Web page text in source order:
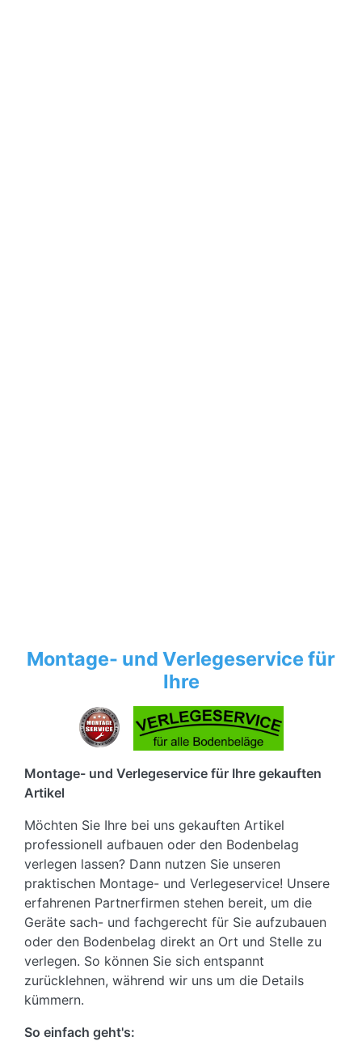
Montage- und Verlegeservice für
Ihre
Montage- und Verlegeservice für Ihre gekauften
Artikel
Möchten Sie Ihre bei uns gekauften Artikel
professionell aufbauen oder den Bodenbelag
verlegen lassen? Dann nutzen Sie unseren
praktischen Montage- und Verlegeservice! Unsere
erfahrenen Partnerfirmen stehen bereit, um die
Geräte sach- und fachgerecht für Sie aufzubauen
oder den Bodenbelag direkt an Ort und Stelle zu
verlegen. So können Sie sich entspannt
zurücklehnen, während wir uns um die Details
kümmern.
So einfach geht's: